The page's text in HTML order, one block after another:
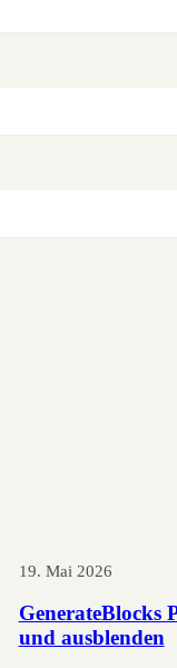
19. Mai 2026
GenerateBlocks
und ausblenden